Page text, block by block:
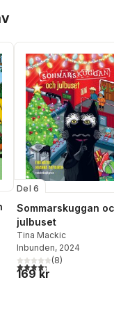
röster:
Del 6
Sommarskuggan
julbuset
Tina Mackic
Inbunden, 2024
4,3utav 5 stjärnor.
(8)
169 kr